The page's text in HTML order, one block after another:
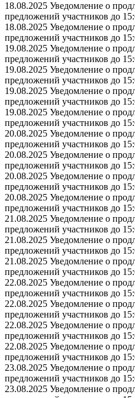
18.08.2025 Уведомление о
предложений участников до
18.08.2025 Уведомление о
предложений участников до
19.08.2025 Уведомление о
предложений участников до
19.08.2025 Уведомление о
предложений участников до
19.08.2025 Уведомление о
предложений участников до
19.08.2025 Уведомление о
предложений участников до
20.08.2025 Уведомление о
предложений участников до
20.08.2025 Уведомление о
предложений участников до
20.08.2025 Уведомление о
предложений участников до
20.08.2025 Уведомление о
предложений участников до
21.08.2025 Уведомление о
предложений участников до
21.08.2025 Уведомление о
предложений участников до
21.08.2025 Уведомление о
предложений участников до
22.08.2025 Уведомление о
предложений участников до
22.08.2025 Уведомление о
предложений участников до
22.08.2025 Уведомление о
предложений участников до
22.08.2025 Уведомление о
предложений участников до
23.08.2025 Уведомление о
предложений участников до
23.08.2025 Уведомление о